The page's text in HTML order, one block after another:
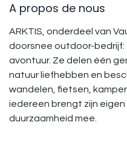
A propos de nous
ARKTIS, onderdeel van
doorsnee outdoor-bedrijf:
avontuur. Ze delen één
natuur liefhebben en
wandelen, fietsen,
iedereen brengt zijn
duurzaamheid mee.